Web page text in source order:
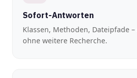
Sofort-Antworten
Klassen, Methoden, Dateipfade
ohne weitere Recherche.